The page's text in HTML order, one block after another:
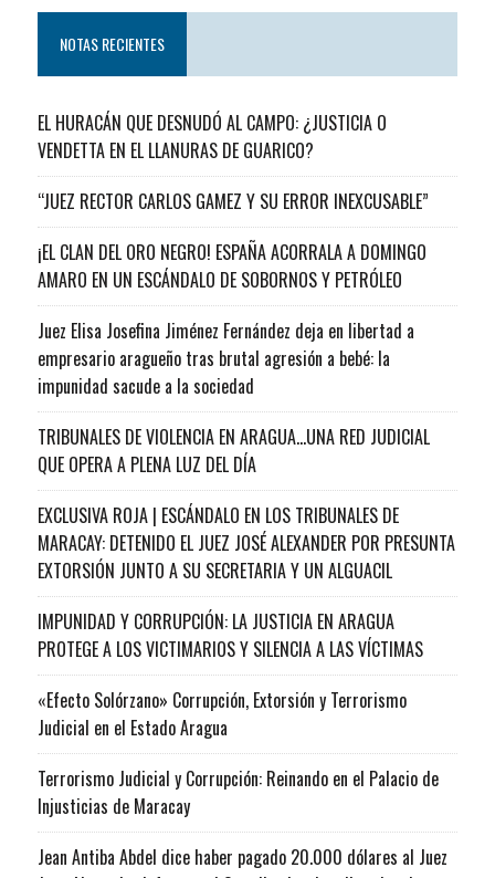
NOTAS RECIENTES
EL HURACÁN QUE DESNUDÓ AL CAMPO: ¿JUSTICIA O
VENDETTA EN EL LLANURAS DE GUARICO?
“JUEZ RECTOR CARLOS GAMEZ Y SU ERROR INEXCUSABLE”
¡EL CLAN DEL ORO NEGRO! ESPAÑA ACORRALA A DOMINGO
AMARO EN UN ESCÁNDALO DE SOBORNOS Y PETRÓLEO
Juez Elisa Josefina Jiménez Fernández deja en libertad a
empresario aragueño tras brutal agresión a bebé: la
impunidad sacude a la sociedad
TRIBUNALES DE VIOLENCIA EN ARAGUA…UNA RED JUDICIAL
QUE OPERA A PLENA LUZ DEL DÍA
EXCLUSIVA ROJA | ESCÁNDALO EN LOS TRIBUNALES DE
MARACAY: DETENIDO EL JUEZ JOSÉ ALEXANDER POR PRESUNTA
EXTORSIÓN JUNTO A SU SECRETARIA Y UN ALGUACIL
IMPUNIDAD Y CORRUPCIÓN: LA JUSTICIA EN ARAGUA
PROTEGE A LOS VICTIMARIOS Y SILENCIA A LAS VÍCTIMAS
«Efecto Solórzano» Corrupción, Extorsión y Terrorismo
Judicial en el Estado Aragua
Terrorismo Judicial y Corrupción: Reinando en el Palacio de
Injusticias de Maracay
Jean Antiba Abdel dice haber pagado 20.000 dólares al Juez